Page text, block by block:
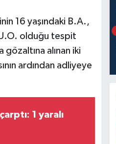
16 yaşındaki B.A.,
olduğu tespit
alınan iki
ardından adliyeye
1 yaralı